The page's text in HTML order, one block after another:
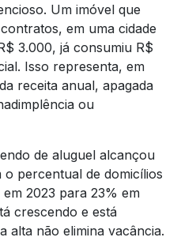
Um imóvel que
em uma cidade
3.000, já consumiu R$
Isso representa, em
receita anual, apagada
ou
de aluguel alcançou
percentual de domicílios
2023 para 23% em
crescendo e está
alta não elimina vacância.